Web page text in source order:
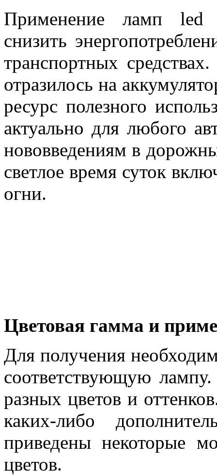
Применение ламп led
снизить
транспортных
отразилось на
ресурс полезного
актуально для любого
нововведениям в
светлое время суток
огни.
Цветовая гамма и
Для получения
соответствующую
разных цветов и
каких-либо
приведены некоторые
цветов.